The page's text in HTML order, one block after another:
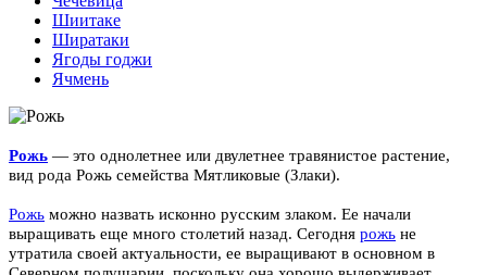
Шиитаке
Ширатаки
Ягоды годжи
Ячмень
Рожь — это однолетнее или двулетнее травянистое растение,
вид рода Рожь семейства Мятликовые (Злаки).
Рожь можно назвать исконно русским злаком. Ее начали
выращивать еще много столетий назад. Сегодня рожь не
утратила своей актуальности, ее выращивают в основном в